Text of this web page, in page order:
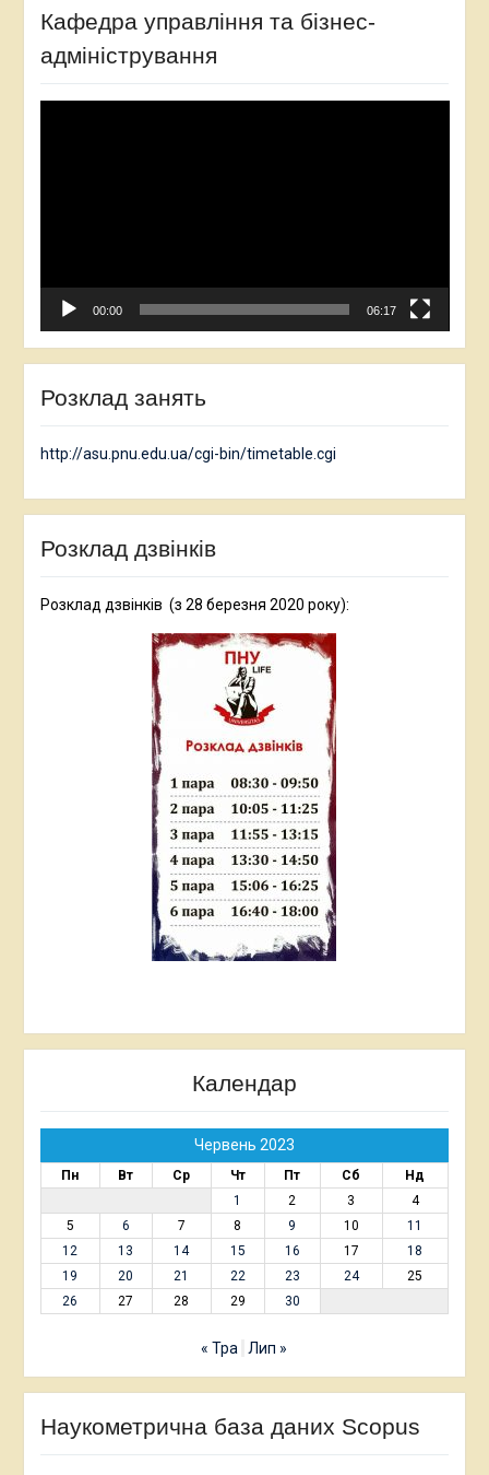
Кафедра управління та бізнес-
адміністрування
00:00 06:17
Розклад занять
http://asu.pnu.edu.ua/cgi-bin/timetable.cgi
Розклад дзвінків
Розклад дзвінків (з 28 березня 2020 року):
Календар
Червень 2023
Пн Вт Ср Чт Пт Сб
Нд
1
2 3
4
5
6 7 8 9 10
11
12
13 14 15 16 17
18
19
20 21 22 23 24
25
26
27 28 29 30
« Тра Лип »
Наукометрична база даних Scopus